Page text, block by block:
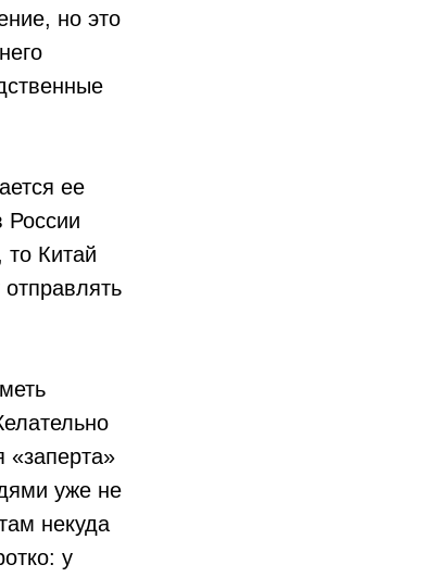
но это
ее
России
то Китай
уже не
некуда
у